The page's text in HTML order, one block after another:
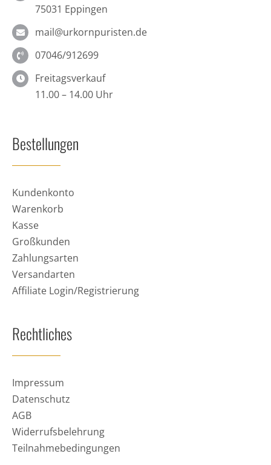
75031 Eppingen
mail@urkornpuristen.de
07046/912699
Freitagsverkauf
11.00 – 14.00 Uhr
Bestellungen
Kundenkonto
Warenkorb
Kasse
Großkunden
Zahlungsarten
Versandarten
Affiliate Login/Registrierung
Rechtliches
Impressum
Datenschutz
AGB
Widerrufsbelehrung
Teilnahmebedingungen